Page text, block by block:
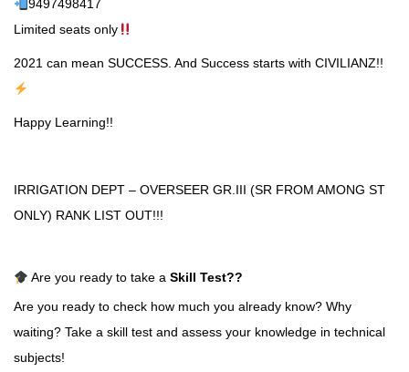
9497498417
Limited seats only
2021 can mean SUCCESS. And Success starts with CIVILIANZ!!
Happy Learning!!
IRRIGATION DEPT – OVERSEER GR.III (SR FROM AMONG ST
ONLY) RANK LIST OUT!!!
Are you ready to take aSkill Test??
Are you ready to check how much you already know? Why
waiting? Take a skill test and assess your knowledge in technical
subjects!